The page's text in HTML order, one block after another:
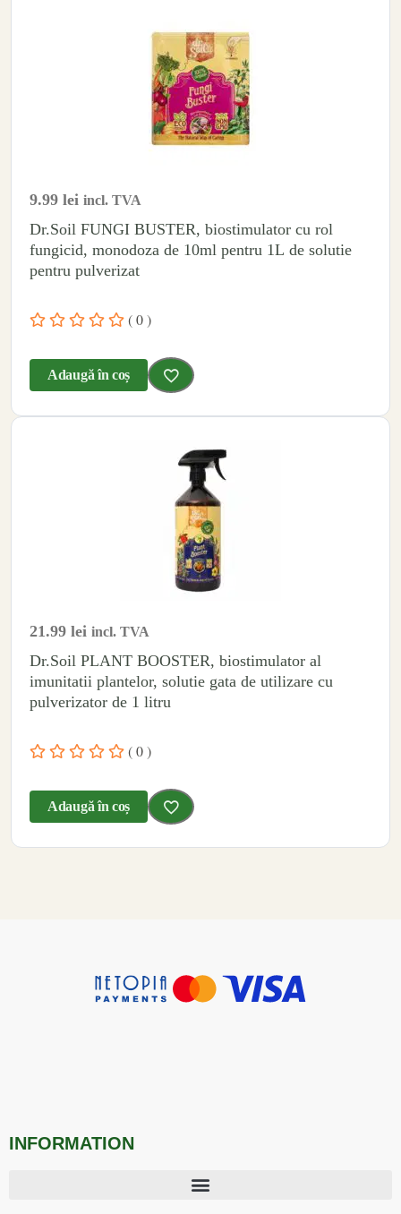
9.99 lei incl. TVA
Dr.Soil FUNGI BUSTER, biostimulator cu rol
fungicid, monodoza de 10ml pentru 1L de solutie
pentru pulverizat
( 0 )
Adaugă în coș
21.99 lei incl. TVA
Dr.Soil PLANT BOOSTER, biostimulator al
imunitatii plantelor, solutie gata de utilizare cu
pulverizator de 1 litru
( 0 )
Adaugă în coș
INFORMATION